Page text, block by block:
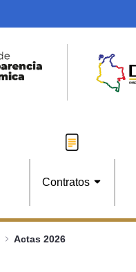
Contratos
Actas 2026